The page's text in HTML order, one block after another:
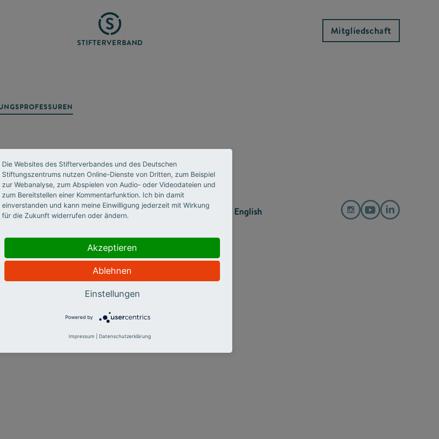
Mitgliedschaft
Datenschutz Impressum Standorte English
Die Websites des Stifterverbandes und des Deutschen
Stiftungszentrums nutzen Online-Dienste von Dritten, zum Beispiel
zur Webanalyse, zum Abspielen von Audio- oder Videodateien und
zum Bereitstellen einer Kommentarfunktion. Ich bin damit
einverstanden und kann meine Einwilligung jederzeit mit Wirkung
für die Zukunft widerrufen oder ändern.
Akzeptieren
Ablehnen
Einstellungen
Powered by
Impressum Datenschutzerklärung